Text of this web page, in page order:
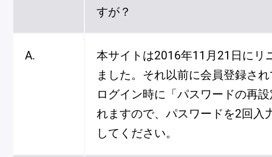
すが？
A.
本サイトは2016年11月21日にリ
ました。それ以前に会員登録さ
ログイン時に「パスワードの再
れますので、パスワードを2回入
してください。